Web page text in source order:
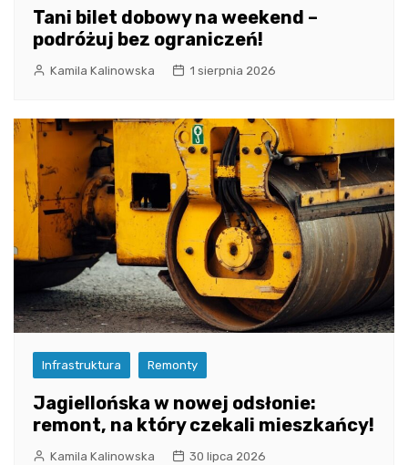
Tani bilet dobowy na weekend –
podróżuj bez ograniczeń!
Kamila Kalinowska 1 sierpnia 2026
Infrastruktura Remonty
Jagiellońska w nowej odsłonie:
remont, na który czekali mieszkańcy!
Kamila Kalinowska 30 lipca 2026